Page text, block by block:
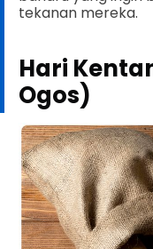
tekanan mereka.
Hari
Ogos)